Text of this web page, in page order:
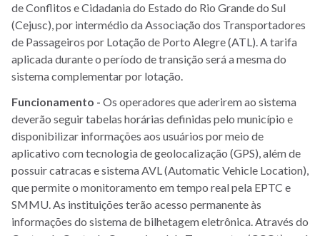
de Conflitos e Cidadania do Estado do Rio Grande do Sul
(Cejusc), por intermédio da Associação dos Transportadores
de Passageiros por Lotação de Porto Alegre (ATL). A tarifa
aplicada durante o período de transição será a mesma do
sistema complementar por lotação.
Funcionamento - Os operadores que aderirem ao sistema
deverão seguir tabelas horárias definidas pelo município e
disponibilizar informações aos usuários por meio de
aplicativo com tecnologia de geolocalização (GPS), além de
possuir catracas e sistema AVL (Automatic Vehicle Location),
que permite o monitoramento em tempo real pela EPTC e
SMMU. As instituições terão acesso permanente às
informações do sistema de bilhetagem eletrônica. Através do